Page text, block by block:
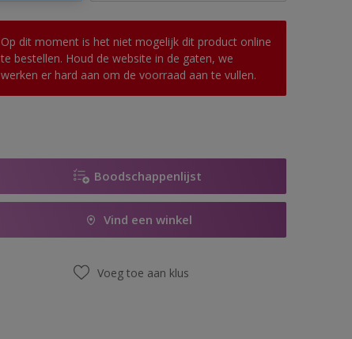
Op dit moment is het niet mogelijk dit product online
te bestellen. Houd de website in de gaten, we
werken er hard aan om de voorraad aan te vullen.
Boodschappenlijst
Vind een winkel
Voeg toe aan klus